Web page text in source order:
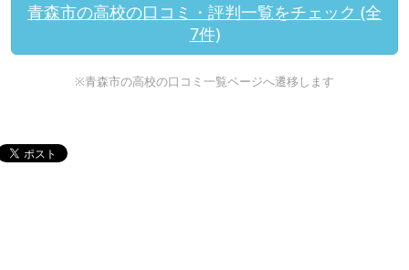
青森市の高校の口コミ・評判一覧をチェック (全
7件)
※青森市の高校の口コミ一覧ページへ遷移します